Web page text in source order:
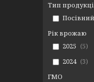
Тип
Рік врожаю
2025
5
2024
3
ГМО